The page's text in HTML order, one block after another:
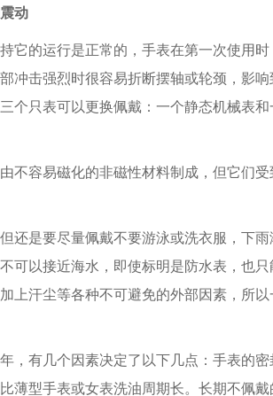
动
的运行是正常的，手表在第一次使用时
冲击强烈时很容易折断摆轴或轮颈，影
个只表可以更换佩戴：一个静态机械表
容易磁化的非磁性材料制成，但它们受
是要尽量佩戴不要游泳或洗衣服，下雨
可以接近海水，即使标明是防水表，也
上汗尘等各种不可避免的外部因素，所
有几个因素决定了以下几点：手表的密
薄型手表或女表洗油周期长。长期不佩